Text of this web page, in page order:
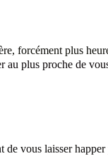
, forcément plus
au plus proche de
de vous laisser happer